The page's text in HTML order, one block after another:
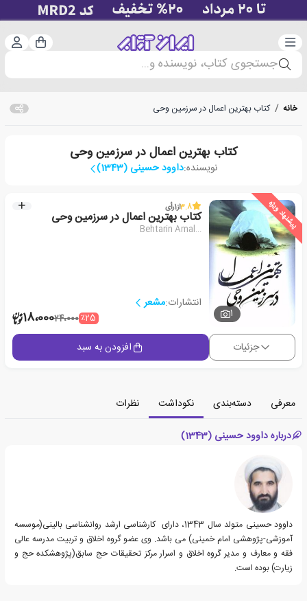
دسته‌بندی سبد
جستجوی کتاب، نویسنده و...
خانه / کتاب بهترین اعمال در سرزمین وحی
کتاب بهترین اعمال در سرزمین وحی
نویسنده:داوود حسینی (1343)
پیشنهاد ویژه
1
3.8از1رأی
کتاب بهترین اعمال در سرزمین وحی
Behtarin Amal...
انتشارات:مشعر
٪2524،00018،000
جزئیات افزودن به سبد
معرفی دسته‌بندی نکوداشت
نظرات
درباره داوود حسینی (1343)
داوود حسینی متولد سال 1343، دارای کارشناسی ارشد روانشناسی بالینی(موسسه
آموزشی-پژوهشی امام خمینی) می باشد. وی عضو گروه اخلاق و تربیت مدرسه عالی
فقه و معارف و مدیر گروه اخلاق و اسرار مرکز تحقیقات حج سابق‌(پژوهشکده حج و
زیارت) بوده است.